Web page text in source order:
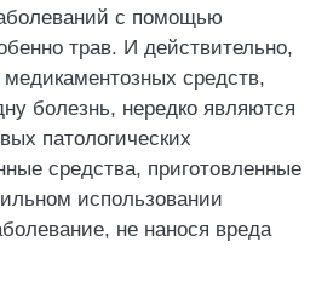
с помощью
трав. И действительно,
средств,
болезнь, нередко являются
патологических
средства, приготовленные
использовании
не нанося вреда